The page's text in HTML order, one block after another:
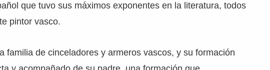
que tuvo sus máximos exponentes en la literatura, todos
pintor vasco.
familia de cinceladores y armeros vascos, y su formación